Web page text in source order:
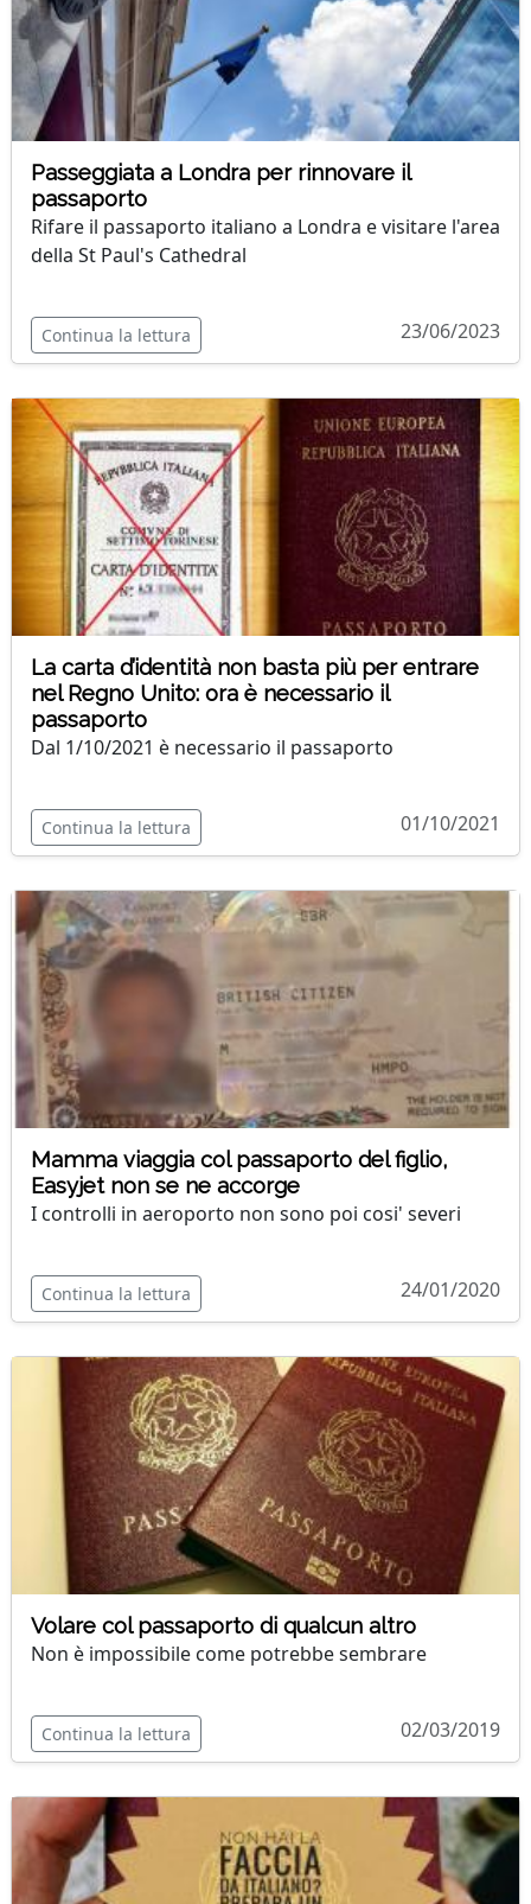
Passeggiata a Londra per rinnovare il
passaporto
Rifare il passaporto italiano a Londra e visitare l'area
della St Paul's Cathedral
Continua la lettura 23/06/2023
La carta d’identità non basta più per entrare
nel Regno Unito: ora è necessario il
passaporto
Dal 1/10/2021 è necessario il passaporto
Continua la lettura 01/10/2021
Mamma viaggia col passaporto del figlio,
Easyjet non se ne accorge
I controlli in aeroporto non sono poi cosi' severi
Continua la lettura 24/01/2020
Volare col passaporto di qualcun altro
Non è impossibile come potrebbe sembrare
Continua la lettura 02/03/2019